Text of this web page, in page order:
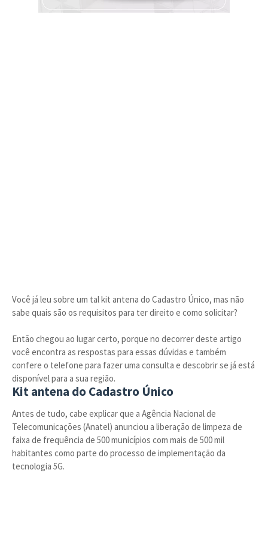
Você já leu sobre um tal kit antena do Cadastro Único, mas não
sabe quais são os requisitos para ter direito e como solicitar?
Então chegou ao lugar certo, porque no decorrer deste artigo
você encontra as respostas para essas dúvidas e também
confere o telefone para fazer uma consulta e descobrir se já está
disponível para a sua região.
Kit antena do Cadastro Único
Antes de tudo, cabe explicar que a Agência Nacional de
Telecomunicações (Anatel) anunciou a liberação de limpeza de
faixa de frequência de 500 municípios com mais de 500 mil
habitantes como parte do processo de implementação da
tecnologia 5G.